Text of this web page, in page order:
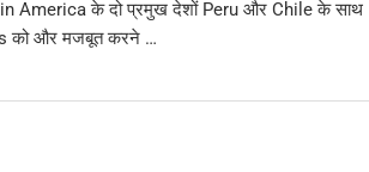
America के दो प्रमुख देशों Peru और Chile के साथ
को और मजबूत करने …